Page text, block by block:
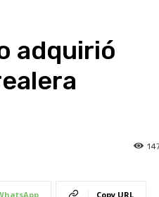
adquirió
Copy URL